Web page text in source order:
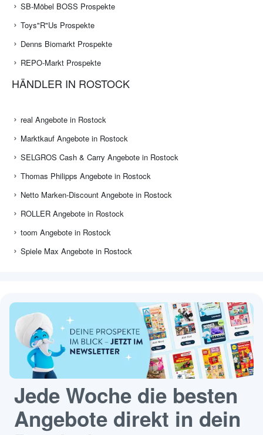
SB-Möbel BOSS Prospekte
Toys"R"Us Prospekte
Denns Biomarkt Prospekte
REPO-Markt Prospekte
HÄNDLER IN ROSTOCK
real Angebote in Rostock
Marktkauf Angebote in Rostock
SELGROS Cash & Carry Angebote in Rostock
Thomas Philipps Angebote in Rostock
Netto Marken-Discount Angebote in Rostock
ROLLER Angebote in Rostock
toom Angebote in Rostock
Spiele Max Angebote in Rostock
Jede Woche die besten
Angebote direkt in dein